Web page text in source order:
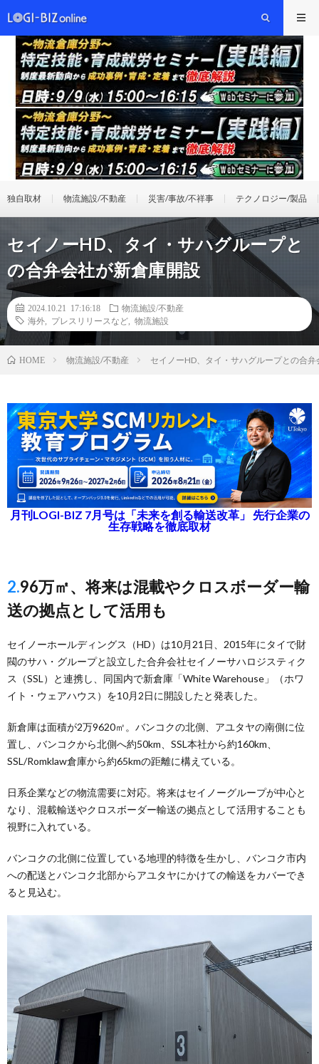
独自取材 物流施設/不動産 災害/事故/不祥事 テクノロジー/製品
セイノーHD、タイ・サハグループと
の合弁会社が新倉庫開設
2024.10.21 17:16:18
物流施設/不動産
海外
プレスリリースなど 物流施設
HOME 物流施設/不動産 セイノーHD、タイ・サハグループとの合
月刊LOGI-BIZ 7月号は「未来を創る輸送改革」 先行企業の
生存戦略を徹底取材
2.96万㎡、将来は混載やクロスボーダー輸
送の拠点として活用も
セイノーホールディングス（HD）は10月21日、2015年にタイで財
閥のサハ・グループと設立した合弁会社セイノーサハロジスティク
ス（SSL）と連携し、同国内で新倉庫「White Warehouse」（ホワ
イト・ウェアハウス）を10月2日に開設したと発表した。
新倉庫は面積が2万9620㎡。バンコクの北側、アユタヤの南側に位
置し、バンコクから北側へ約50km、SSL本社から約160km、
SSL/Romklaw倉庫から約65kmの距離に構えている。
日系企業などの物流需要に対応。将来はセイノーグループが中心と
なり、混載輸送やクロスボーダー輸送の拠点として活用することも
視野に入れている。
バンコクの北側に位置している地理的特徴を生かし、バンコク市内
への配送とバンコク北部からアユタヤにかけての輸送をカバーでき
ると見込む。